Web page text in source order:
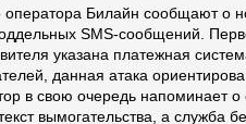
оператора Билайн сообщают о
SMS-сообщений.
указана платежная
данная атака
в свою очередь напоминает
вымогательства, а служба